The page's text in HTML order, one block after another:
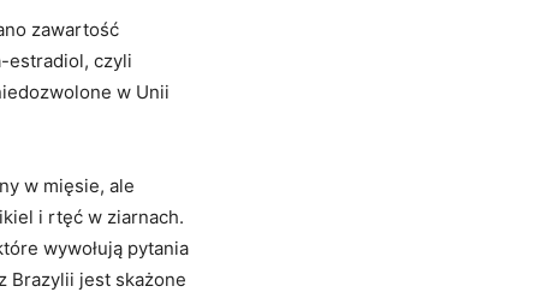
zawartość
estradiol, czyli
w Unii
w mięsie, ale
i rtęć w ziarnach.
wywołują pytania
Brazylii jest skażone